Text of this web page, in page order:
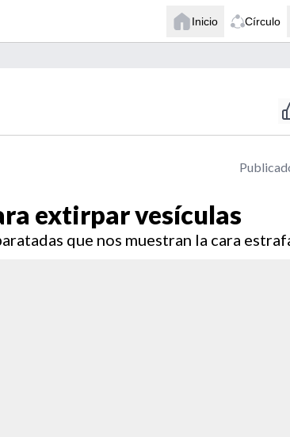
Inicio Círculo
extirpar vesículas
que nos muestran la cara